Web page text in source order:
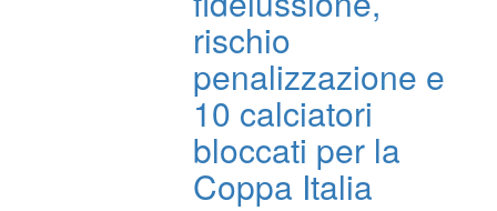
rischio
penalizzazione e
10 calciatori
bloccati per la
Coppa Italia